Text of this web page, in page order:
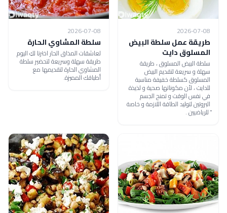
2026-07-08
طريقة عمل سلطة البيض
المسلوق دايت
سلطة البيض المسلوق ، طريقة
سهلة و سريعة لتقديم البيض
المسلوق كسلطة خفيفة مناسبة
للدايت ، لأن مكوناتها صحية و لذيذة
في نفس الوقت و تمنح الجسم
البروتين لتوليد الطاقة اللازمة و خاصة
ً للرياضيين .
2026-07-08
سلطة المشاوي الحارة
لعاشقات المذاق الحار اخترنا لكِ اليوم
طريقة سهلة وسريعة لتحضير سلطة
المشاوي الحارة لتقديمها مع
أطباقك المميزة.